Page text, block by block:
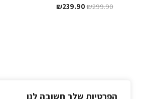
הפרטיות שלך חשובה לנו
₪299.90
המחיר
₪239.90 המחיר